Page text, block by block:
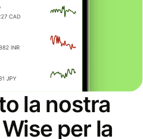
la nostra
per la